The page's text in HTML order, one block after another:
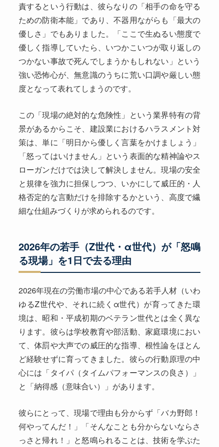
責するという行動は、彼らなりの「相手の命を守る
ための防衛本能」であり、不器用ながらも「最大の
優しさ」でもありました。「ここで生ぬるい態度で
優しく指導していたら、いつかこいつが取り返しの
つかない事故で死んでしまうかもしれない」という
強い恐怖心が、無意識のうちに荒い口調や厳しい態
度となって表れてしまうのです。
この「現場の絶対的な危険性」という業界特有の背
景があるからこそ、建設業におけるハラスメント対
策は、単に「明日から優しく言葉をかけましょう」
「怒ってはいけません」という表面的な精神論やス
ローガンだけでは決して解決しません。現場の安全
と規律を強力に担保しつつ、いかにして威圧的・人
格否定的な言動だけを排除するかという、高度で繊
細な仕組みづくりが求められるのです。
2026年の若手（Z世代・α世代）が「怒鳴
る現場」を1日で去る理由
2026年現在の労働市場の中心である若手人材（いわ
ゆるZ世代や、それに続くα世代）が育ってきた環
境は、昭和・平成初期のベテラン世代とは全く異な
ります。彼らは学校教育や部活動、家庭環境におい
て、体罰や大声での威圧的な指導、根性論をほとん
ど経験せずに育ってきました。彼らの行動原理の中
心には「タイパ（タイムパフォーマンスの良さ）」
と「納得感（意味合い）」があります。
彼らにとって、現場で理由も分からず「バカ野郎！
何やってんだ！」「そんなことも分からないならさ
っさと帰れ！」と怒鳴られることは、技術を学ぶた